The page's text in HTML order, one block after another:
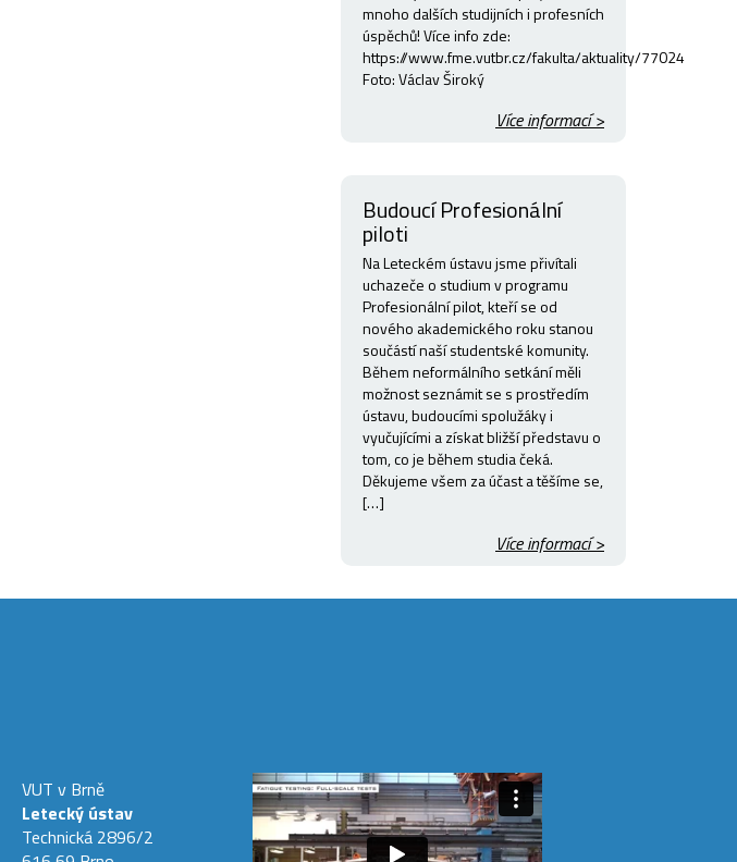
mnoho dalších studijních i profesních
úspěchů! Více info zde:
https://www.fme.vutbr.cz/fakulta/aktuality/77024
Foto: Václav Široký
Více informací >
Budoucí Profesionální
piloti
Na Leteckém ústavu jsme přivítali
uchazeče o studium v programu
Profesionální pilot, kteří se od
nového akademického roku stanou
součástí naší studentské komunity.
Během neformálního setkání měli
možnost seznámit se s prostředím
ústavu, budoucími spolužáky i
vyučujícími a získat bližší představu o
tom, co je během studia čeká.
Děkujeme všem za účast a těšíme se,
[…]
Více informací >
VUT v Brně
Letecký ústav
Technická 2896/2